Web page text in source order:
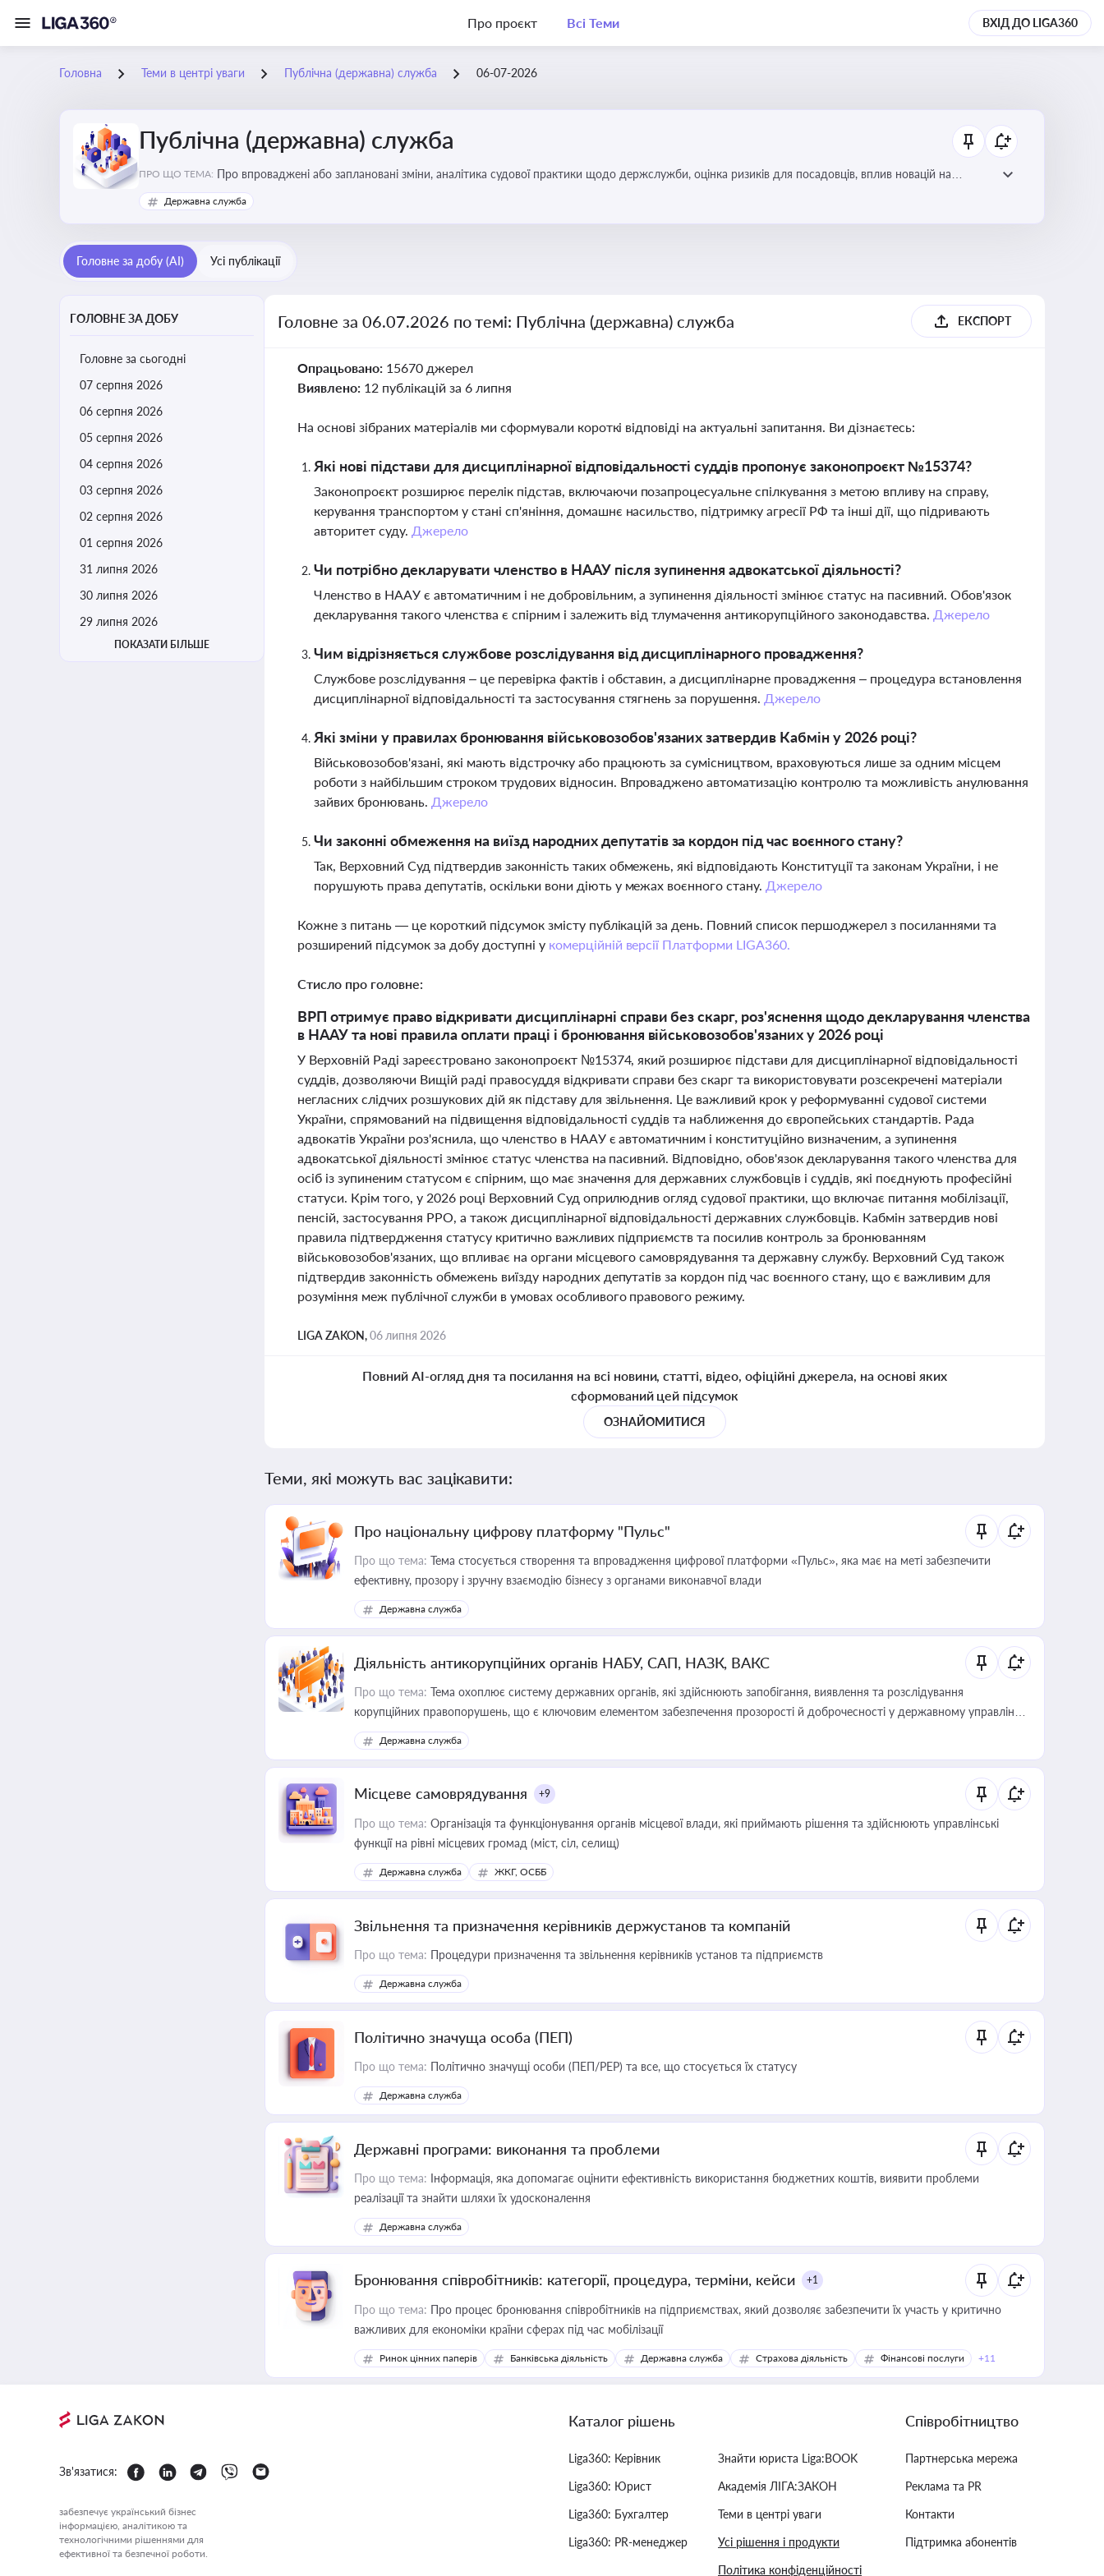
Про проєкт Всі Теми ВХІД ДО LIGA360
Головна Теми в центрі уваги Публічна (державна) служба 06-07-2026
Публічна (державна) служба
ПРО ЩО ТЕМА: Про впроваджені або заплановані зміни, аналітика судової практики щодо держслужби, оцінка ризиків для посадовців, вплив новацій на
організаційну структуру, трудові відносини в органах влади, дотримання етичних стандартів
Державна служба
Головне за добу (AI) Усі публікації
ГОЛОВНЕ ЗА ДОБУ
Головне за сьогодні
07 серпня 2026
06 серпня 2026
05 серпня 2026
04 серпня 2026
03 серпня 2026
02 серпня 2026
01 серпня 2026
31 липня 2026
30 липня 2026
29 липня 2026
ПОКАЗАТИ БІЛЬШЕ
Головне за 06.07.2026 по темі: Публічна (державна) служба ЕКСПОРТ
Опрацьовано: 15670 джерел
Виявлено: 12 публікацій за 6 липня
На основі зібраних матеріалів ми сформували короткі відповіді на актуальні запитання. Ви дізнаєтесь:
Які нові підстави для дисциплінарної відповідальності суддів пропонує законопроєкт №15374?
Законопроєкт розширює перелік підстав, включаючи позапроцесуальне спілкування з метою впливу на справу,
керування транспортом у стані сп'яніння, домашнє насильство, підтримку агресії РФ та інші дії, що підривають
авторитет суду. Джерело
Чи потрібно декларувати членство в НААУ після зупинення адвокатської діяльності?
Членство в НААУ є автоматичним і не добровільним, а зупинення діяльності змінює статус на пасивний. Обов'язок
декларування такого членства є спірним і залежить від тлумачення антикорупційного законодавства. Джерело
Чим відрізняється службове розслідування від дисциплінарного провадження?
Службове розслідування – це перевірка фактів і обставин, а дисциплінарне провадження – процедура встановлення
дисциплінарної відповідальності та застосування стягнень за порушення. Джерело
Які зміни у правилах бронювання військовозобов'язаних затвердив Кабмін у 2026 році?
Військовозобов'язані, які мають відстрочку або працюють за сумісництвом, враховуються лише за одним місцем
роботи з найбільшим строком трудових відносин. Впроваджено автоматизацію контролю та можливість анулювання
зайвих бронювань. Джерело
Чи законні обмеження на виїзд народних депутатів за кордон під час воєнного стану?
Так, Верховний Суд підтвердив законність таких обмежень, які відповідають Конституції та законам України, і не
порушують права депутатів, оскільки вони діють у межах воєнного стану. Джерело
Кожне з питань — це короткий підсумок змісту публікацій за день. Повний список першоджерел з посиланнями та
розширений підсумок за добу доступні у комерційній версії Платформи LIGA360.
Стисло про головне:
ВРП отримує право відкривати дисциплінарні справи без скарг, роз'яснення щодо декларування членства
в НААУ та нові правила оплати праці і бронювання військовозобов'язаних у 2026 році
У Верховній Раді зареєстровано законопроєкт №15374, який розширює підстави для дисциплінарної відповідальності
суддів, дозволяючи Вищій раді правосуддя відкривати справи без скарг та використовувати розсекречені матеріали
негласних слідчих розшукових дій як підставу для звільнення. Це важливий крок у реформуванні судової системи
України, спрямований на підвищення відповідальності суддів та наближення до європейських стандартів. Рада
адвокатів України роз'яснила, що членство в НААУ є автоматичним і конституційно визначеним, а зупинення
адвокатської діяльності змінює статус членства на пасивний. Відповідно, обов'язок декларування такого членства для
осіб із зупиненим статусом є спірним, що має значення для державних службовців і суддів, які поєднують професійні
статуси. Крім того, у 2026 році Верховний Суд оприлюднив огляд судової практики, що включає питання мобілізації,
пенсій, застосування РРО, а також дисциплінарної відповідальності державних службовців. Кабмін затвердив нові
правила підтвердження статусу критично важливих підприємств та посилив контроль за бронюванням
військовозобов'язаних, що впливає на органи місцевого самоврядування та державну службу. Верховний Суд також
підтвердив законність обмежень виїзду народних депутатів за кордон під час воєнного стану, що є важливим для
розуміння меж публічної служби в умовах особливого правового режиму.
LIGA ZAKON,06 липня 2026
Повний AI-огляд дня та посилання на всі новини, статті, відео, офіційні джерела, на основі яких
сформований цей підсумок
ОЗНАЙОМИТИСЯ
Теми, які можуть вас зацікавити:
Про національну цифрову платформу "Пульс"
Про що тема: Тема стосується створення та впровадження цифрової платформи «Пульс», яка має на меті забезпечити
ефективну, прозору і зручну взаємодію бізнесу з органами виконавчої влади
Державна служба
Діяльність антикорупційних органів НАБУ, САП, НАЗК, ВАКС
Про що тема: Тема охоплює систему державних органів, які здійснюють запобігання, виявлення та розслідування
корупційних правопорушень, що є ключовим елементом забезпечення прозорості й доброчесності у державному управлінні
та бізнесі
Державна служба
Місцеве самоврядування +9
Про що тема: Організація та функціонування органів місцевої влади, які приймають рішення та здійснюють управлінські
функції на рівні місцевих громад (міст, сіл, селищ)
Державна служба ЖКГ, ОСББ
Звільнення та призначення керівників держустанов та компаній
Про що тема: Процедури призначення та звільнення керівників установ та підприємств
Державна служба
Політично значуща особа (ПЕП)
Про що тема: Політично значущі особи (ПЕП/PEP) та все, що стосується їх статусу
Державна служба
Державні програми: виконання та проблеми
Про що тема: Інформація, яка допомагає оцінити ефективність використання бюджетних коштів, виявити проблеми
реалізації та знайти шляхи їх удосконалення
Державна служба
Бронювання співробітників: категорії, процедура, терміни, кейси +1
Про що тема: Про процес бронювання співробітників на підприємствах, який дозволяє забезпечити їх участь у критично
важливих для економіки країни сферах під час мобілізації
Ринок цінних паперів Банківська діяльність Державна служба Страхова діяльність Фінансові послуги +11
Зв'язатися:
забезпечує український бізнес
інформацією, аналітикою та
технологічними рішеннями для
ефективної та безпечної роботи.
Каталог рішень
Liga360: Керівник
Liga360: Юрист
Liga360: Бухгалтер
Liga360: PR-менеджер
Знайти юриста Liga:BOOK
Академія ЛІГА:ЗАКОН
Теми в центрі уваги
Усі рішення і продукти
Політика конфіденційності
Співробітництво
Партнерська мережа
Реклама та PR
Контакти
Підтримка абонентів